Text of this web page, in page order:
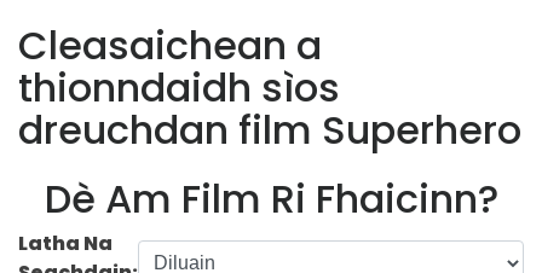
Cleasaichean a
thionndaidh sìos
dreuchdan film Superhero
Dè Am Film Ri Fhaicinn?
Latha Na